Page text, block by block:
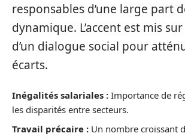
responsables d’une large part
dynamique. L’accent est mis
d’un dialogue social pour
écarts.
Inégalités salariales : Importance de
les disparités entre secteurs.
Travail précaire : Un nombre croissant